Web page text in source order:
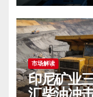
市场解读
印尼矿业